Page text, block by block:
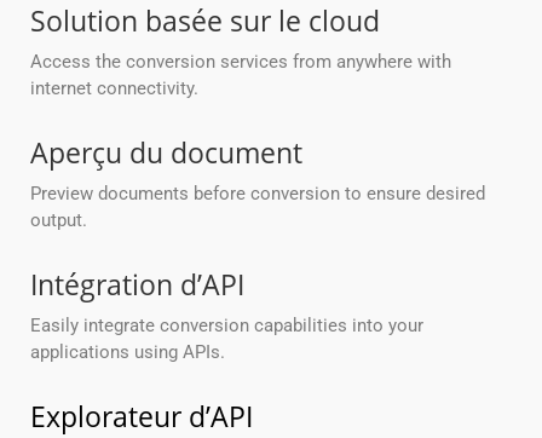
Solution basée sur le cloud
Access the conversion services from anywhere with
internet connectivity.
Aperçu du document
Preview documents before conversion to ensure desired
output.
Intégration d’API
Easily integrate conversion capabilities into your
applications using APIs.
Explorateur d’API